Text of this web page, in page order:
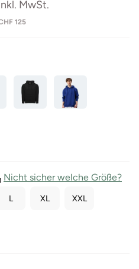
MwSt.
125
Nicht sicher welche Größe?
L XL XXL